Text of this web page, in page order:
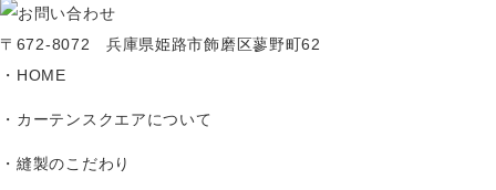
〒672-8072 兵庫県姫路市飾磨区蓼野町62
HOME
カーテンスクエアについて
縫製のこだわり